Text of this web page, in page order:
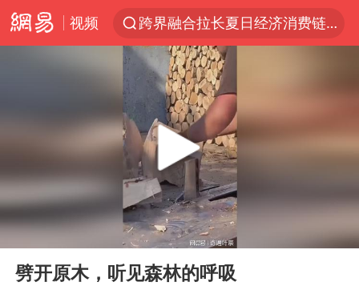
视频
跨界融合拉长夏日经济消费链条
白海豚逼近浙闽沿海
拜登前列腺癌恶化
上海暴雨红色预警
2026年7月份居民消费价格同比上涨0.5%
伯克希尔净买入约200亿美元股票
“伊斯兰版北约”出现
Play
00:00
劈开原木，听见森林的呼吸